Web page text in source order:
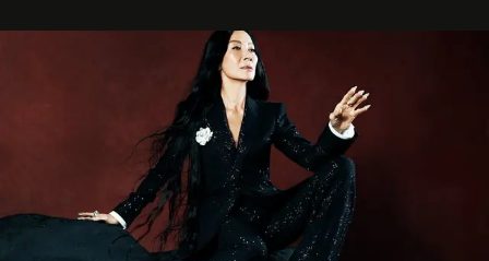
dirigida por Maggie Gyllenhaal.